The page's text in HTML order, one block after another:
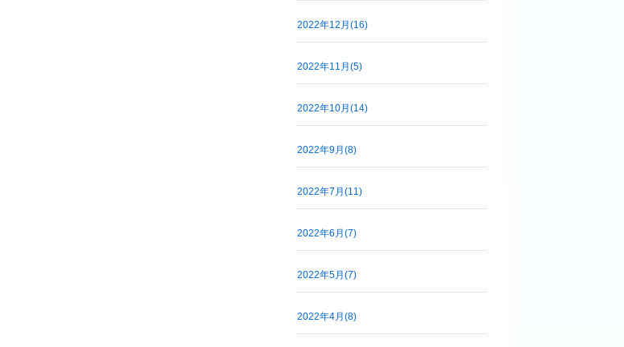
2022年12月(16)
2022年11月(5)
2022年10月(14)
2022年9月(8)
2022年7月(11)
2022年6月(7)
2022年5月(7)
2022年4月(8)